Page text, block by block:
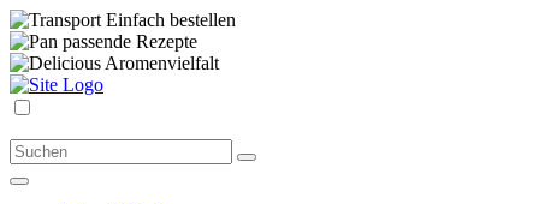
Einfach bestellen
passende Rezepte
Aromenvielfalt